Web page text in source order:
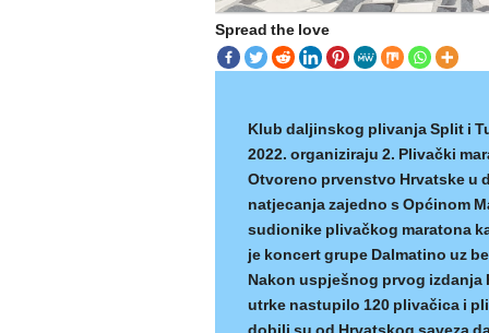
Spread the love
Klub daljinskog plivanja Split i
2022. organiziraju 2. Plivački
Otvoreno prvenstvo Hrvatske u
natjecanja zajedno s Općinom
sudionike plivačkog maratona
je koncert grupe Dalmatino uz
Nakon uspješnog prvog izdanja
utrke nastupilo 120 plivačica i